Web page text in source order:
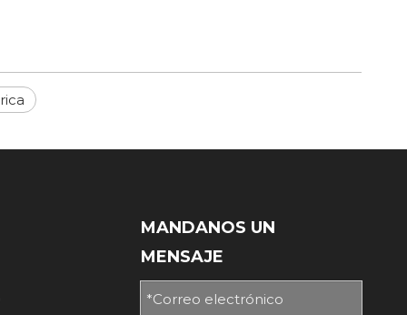
MANDANOS UN
MENSAJE